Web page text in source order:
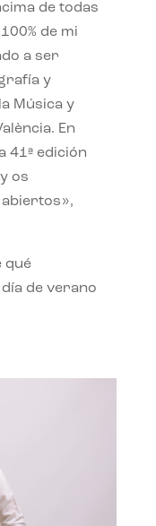
de todas
de mi
a ser
y
Música y
En
41ª edición
os
qué
de verano